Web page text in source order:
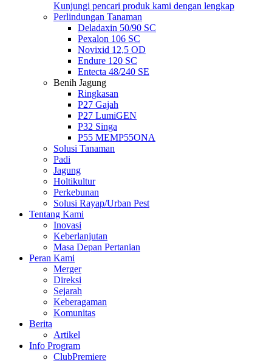
Kunjungi pencari produk kami dengan lengkap
Perlindungan Tanaman
Deladaxin 50/90 SC
Pexalon 106 SC
Novixid 12,5 OD
Endure 120 SC
Entecta 48/240 SE
Benih Jagung
Ringkasan
P27 Gajah
P27 LumiGEN
P32 Singa
P55 MEMP55ONA
Solusi Tanaman
Padi
Jagung
Holtikultur
Perkebunan
Solusi Rayap/Urban Pest
Tentang Kami
Inovasi
Keberlanjutan
Masa Depan Pertanian
Peran Kami
Merger
Direksi
Sejarah
Keberagaman
Komunitas
Berita
Artikel
Info Program
ClubPremiere